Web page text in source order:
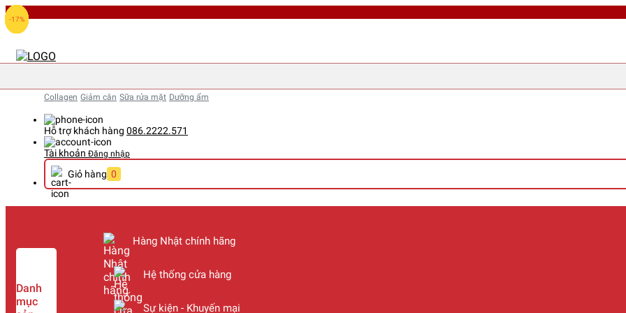
Collagen Giảm cân Sữa rửa mặt Dưỡng ẩm
Hỗ trợ khách hàng 086.2222.571
Tài khoản Đăng nhập
Giỏ hàng 0
Danh
mục
Hàng Nhật chính hãng
Hệ thống cửa hàng
Sự kiện - Khuyến mại
-11%
-17%
-17%
-17%